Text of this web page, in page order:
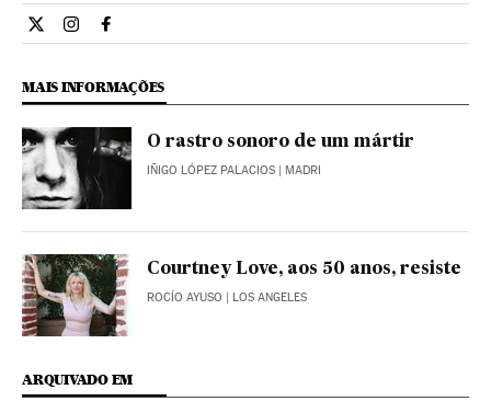
Cultura El País Brasil en Twitter
Cultura El País Brasil en Instagram
Cultura El País Brasil en Facebook
MAIS INFORMAÇÕES
O rastro sonoro de um mártir
IÑIGO LÓPEZ PALACIOS | MADRI
Courtney Love, aos 50 anos, resiste
ROCÍO AYUSO | LOS ANGELES
ARQUIVADO EM